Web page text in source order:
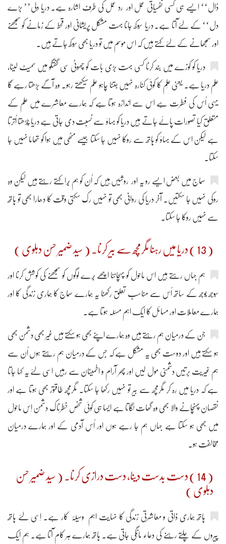
ڈال‘‘ ایسے ہی کسی نفسیاتی عمل اور رد عمل کی طرف اشارہ ہے۔ دریا دلی’’ بڑے
دل‘‘ کے لئے آتا ہے۔ دریا سُوکھ جانا بہت مشکل پریشانی اور قحط کے زمانے کو سمجھنے
اور سمجھانے کے لئے کہتے ہیں کہ اس موسم میں تو دریا بھی سُوکھ جاتے ہیں۔
دریا کو کوزے میں بند کرنا کسی بہت بڑی بات کو چھوٹی سی گفتگو میں سمیٹ لینا،
علم دریا ہے۔ یعنی عِلم کا کوئی کنارہ نہیں جتنا چاہو علم سیکھتے رہو۔ وہ آگے بڑھتا رہے گا
یہی اُس کی فطرت ہے اس سے اندازہ ہوتا ہے کہ ہمارے معاشرے میں علم کے
متعلق کیا تصورات پائے جاتے ہیں دریا کو بہاؤ سے نسبت دی جاتی ہے دریا چڑھتا اُترتا
ہے لیکن اس کے بہاؤ کو ہاتھ سے روکا نہیں جا سکتا جیسے مٹھی میں ہوا کو تھاما نہیں جا
سکتا۔
سماج میں بعض ایسے رو یہ اور روشیں ہیں کہ اُن کو ہم بُرا کہتے رہتے ہیں لیکن وہ
روکی نہیں جا سکتیں۔ آخر دریا کی روانی بھی تو نہیں رک سکتی وقت کا دھارا بھی تو ہاتھ
سے نہیں روکا جا سکتا۔
( 13 ) دریا میں رہنا مگرمچھ سے بیر کرنا۔ ( سید ضمیر حسن دہلوی )
ہم جہاں رہتے ہیں اس ماحول کو پہچاننا اچھے بُرے لوگوں کو سمجھنے کی کوشش کرنا اور
سُوجھ بُوجھ کے ساتھ اُس سے مناسب تعلق رکھنا یہ ہمارے سماج کا ہماری زندگی کا اور
ہمارے معاملات اور مسائل کا ایک اہم مسئلہ ہوتا ہے۔
جن کے درمیان ہم رہتے ہیں وہ ہمارے اپنے بھی ہو سکتے ہیں غیر بھی دشمن بھی
ہو سکتے ہیں اور دوست بھی یہ مشکل ہے کہ جس کے درمیان ہم رہتے ہوں اُن سے
ہم غیریت برتیں دشمنی مول لیں اور پھر آرام و اطمینان سے رہیں اسی لئے یہ کہا جاتا
ہے کہ دریا میں رہ کر مگرمچھ سے بیر تو نہیں رکھا جا سکتا۔ مگرمچھ طاقتور بھی ہوتا ہے اور
نقصان پہنچانے والا بھی وہ گھات لگاتا ہے ایسا ہی کوئی شخص خطرناک دشمن اِس ماحول
میں بھی ہو سکتا ہے جہاں ہم جا رہے ہوں اور اُس آدمی کے اور ہمارے درمیان
مخالفت ہو۔
( 14 ) دست بدست دینا، دست درازی کرنا۔ ( سید ضمیر حسن
دہلوی )
ہاتھ ہماری ذاتی و معاشرتی زندگی کا نہایت اہم وسیلۂ کار ہے۔ اِسی لئے ہاتھ
پیروں کے چلتے رہنے کی دعاء مانگی جاتی ہے۔ ہاتھ ہمارے ہر کام آتا ہے۔ ہم ایک